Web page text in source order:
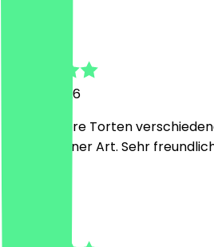
26. Juli 2026
Sehr leckere Torten
ausgefallener Art. Sehr